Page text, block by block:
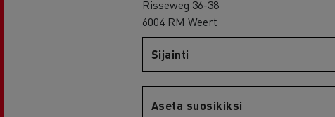
Risseweg 36-38
6004 RM Weert
Sijainti
Aseta suosikiksi